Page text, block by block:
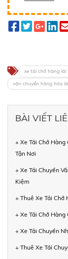
xe tải chở hàng lái
vận chuyển hàng hóa
BÀI VIẾT
+ Xe Tải Chở Hàng
Tận Nơi
+ Xe Tải Chuyển
Kiệm
+ Thuê Xe Tải Chở
+ Xe Tải Chở
+ Xe Tải Chuyển
+ Thuê Xe Tải